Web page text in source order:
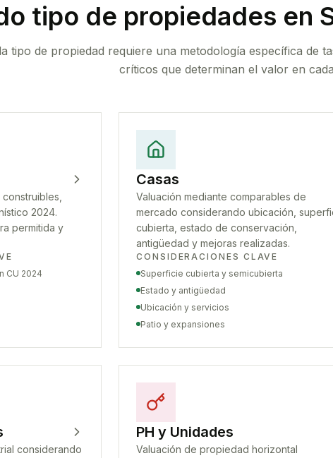
tipo de propiedades en
tipo de propiedad requiere una metodología específica de
críticos que determinan el valor en
2024.
permitida y
CU 2024
Casas
Valuación mediante comparables de
mercado considerando ubicación,
cubierta, estado de conservación,
antigüedad y mejoras realizadas.
CONSIDERACIONES CLAVE
Superficie cubierta y semicubierta
Estado y antigüedad
Ubicación y servicios
Patio y expansiones
considerando
PH y Unidades
Valuación de propiedad horizontal